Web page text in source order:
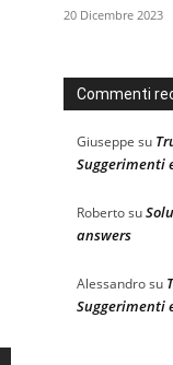
20 Dicembre 2023
Commenti
Giuseppe su
Suggerimenti
Robertosu
answers
Alessandrosu
Suggerimenti